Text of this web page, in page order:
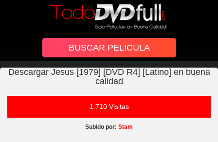
Descargar Jesus [1979] [DVD R4] [Latino] en buena
calidad
1.710 Visitas
Subido por: Stam